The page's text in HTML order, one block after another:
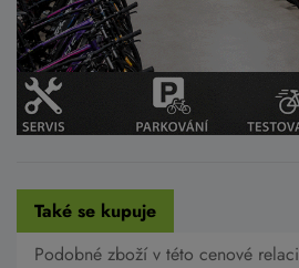
Také se kupuje
Podobné zboží v této cenové relaci